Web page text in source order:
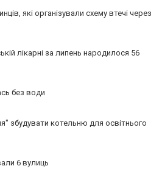
які організували схему втечі через
лікарні за липень народилося 56
без води
збудувати котельню для освітнього
6 вулиць